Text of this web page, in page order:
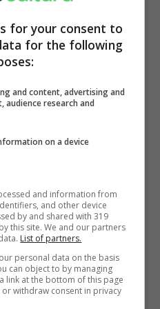
su piel parezca
es bastante delicada
de insectos) y los
dolor.
y descargas
como estímulos
del show,
a sentir ese
les piden
hacen actuar no llevan
sillevan otros
guiar las
cámaras han
en que logran que el
un cuadro.
for your consent to
for the following
and content, advertising and
audience research and
on a device
and information from
and other device
by and shared with 319
this site. We and our partners
List of partners.
personal data on the basis
can object to by managing
link at the bottom of this page
withdraw consent in privacy